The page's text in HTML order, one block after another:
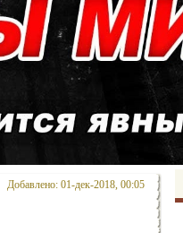
Добавлено: 01-дек-2018, 00:05